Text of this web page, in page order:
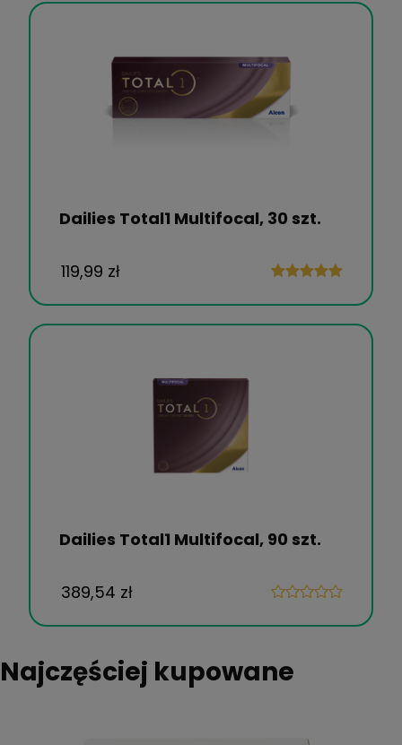
Dailies Total1 Multifocal, 30 szt.
119,99 zł
Dailies Total1 Multifocal, 90 szt.
389,54 zł
Najczęściej kupowane